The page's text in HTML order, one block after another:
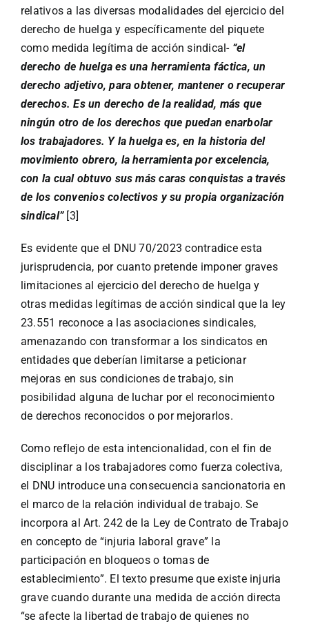
relativos a las diversas modalidades del ejercicio del
derecho de huelga y específicamente del piquete
como medida legítima de acción sindical- “el
derecho de huelga es una herramienta fáctica, un
derecho adjetivo, para obtener, mantener o recuperar
derechos. Es un derecho de la realidad, más que
ningún otro de los derechos que puedan enarbolar
los trabajadores. Y la huelga es, en la historia del
movimiento obrero, la herramienta por excelencia,
con la cual obtuvo sus más caras conquistas a través
de los convenios colectivos y su propia organización
sindical” [3]
Es evidente que el DNU 70/2023 contradice esta
jurisprudencia, por cuanto pretende imponer graves
limitaciones al ejercicio del derecho de huelga y
otras medidas legítimas de acción sindical que la ley
23.551 reconoce a las asociaciones sindicales,
amenazando con transformar a los sindicatos en
entidades que deberían limitarse a peticionar
mejoras en sus condiciones de trabajo, sin
posibilidad alguna de luchar por el reconocimiento
de derechos reconocidos o por mejorarlos.
Como reflejo de esta intencionalidad, con el fin de
disciplinar a los trabajadores como fuerza colectiva,
el DNU introduce una consecuencia sancionatoria en
el marco de la relación individual de trabajo. Se
incorpora al Art. 242 de la Ley de Contrato de Trabajo
en concepto de “injuria laboral grave” la
participación en bloqueos o tomas de
establecimiento”. El texto presume que existe injuria
grave cuando durante una medida de acción directa
“se afecte la libertad de trabajo de quienes no